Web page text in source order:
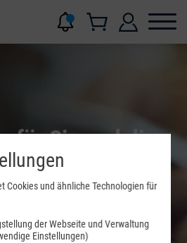
für Sie und die
und mehr
Cookies und ähnliche Technologien für
der Webseite und Verwaltung
Einstellungen)